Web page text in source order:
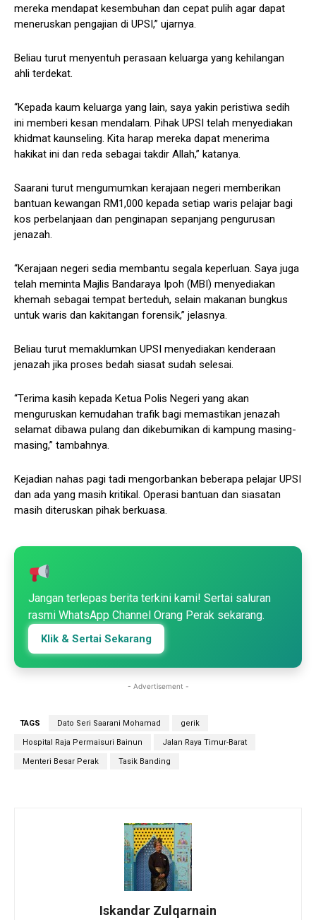
mereka mendapat kesembuhan dan cepat pulih agar dapat
meneruskan pengajian di UPSI,” ujarnya.
Beliau turut menyentuh perasaan keluarga yang kehilangan
ahli terdekat.
“Kepada kaum keluarga yang lain, saya yakin peristiwa sedih
ini memberi kesan mendalam. Pihak UPSI telah menyediakan
khidmat kaunseling. Kita harap mereka dapat menerima
hakikat ini dan reda sebagai takdir Allah,” katanya.
Saarani turut mengumumkan kerajaan negeri memberikan
bantuan kewangan RM1,000 kepada setiap waris pelajar bagi
kos perbelanjaan dan penginapan sepanjang pengurusan
jenazah.
“Kerajaan negeri sedia membantu segala keperluan. Saya juga
telah meminta Majlis Bandaraya Ipoh (MBI) menyediakan
khemah sebagai tempat berteduh, selain makanan bungkus
untuk waris dan kakitangan forensik,” jelasnya.
Beliau turut memaklumkan UPSI menyediakan kenderaan
jenazah jika proses bedah siasat sudah selesai.
“Terima kasih kepada Ketua Polis Negeri yang akan
menguruskan kemudahan trafik bagi memastikan jenazah
selamat dibawa pulang dan dikebumikan di kampung masing-
masing,” tambahnya.
Kejadian nahas pagi tadi mengorbankan beberapa pelajar UPSI
dan ada yang masih kritikal. Operasi bantuan dan siasatan
masih diteruskan pihak berkuasa.
Jangan terlepas berita terkini kami! Sertai saluran
rasmi WhatsApp Channel Orang Perak sekarang.
Klik & Sertai Sekarang
- Advertisement -
TAGS Dato Seri Saarani Mohamad gerik
Hospital Raja Permaisuri Bainun Jalan Raya Timur-Barat
Menteri Besar Perak Tasik Banding
Iskandar Zulqarnain